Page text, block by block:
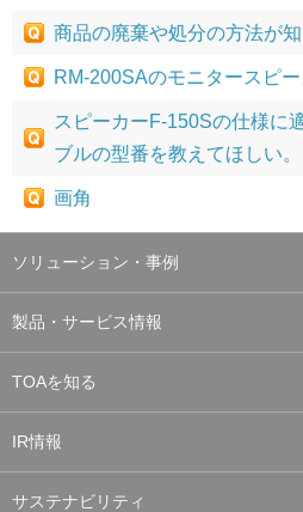
商品の廃棄や処分の方法が
RM-200SAのモニタースピ
スピーカーF-150Sの仕様に
ブルの型番を教えてほしい。
画角
ソリューション・事例
製品・サービス情報
TOAを知る
IR情報
サステナビリティ